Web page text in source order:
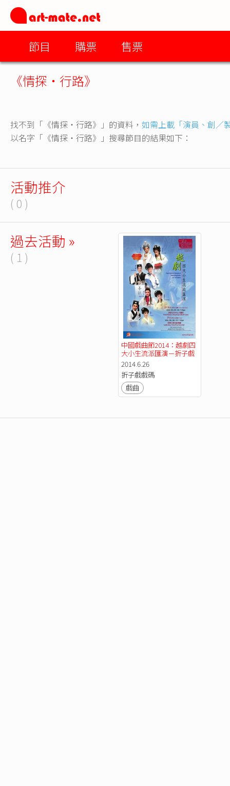
節目 購票 售票
《情探‧行路》
找不到「《情探‧行路》」的資料， 如需上載「演員、創／
以名字「《情探‧行路》」搜尋節目的結果如下：
活動推介
( 0 )
過去活動 »
( 1 )
中國戲曲節2014：越劇四
大小生流派匯演－折子戲
2014.6.26
折子戲戲碼
戲曲